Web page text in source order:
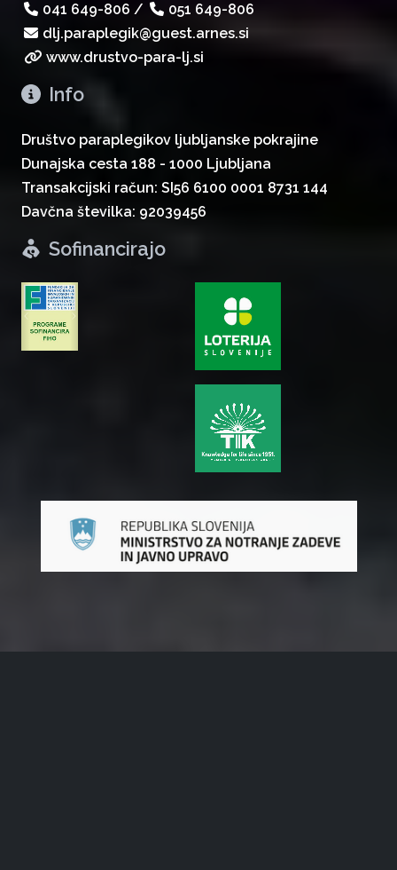
041 649-806 /
051 649-806
dlj.paraplegik@guest.arnes.si
www.drustvo-para-lj.si
Info
Društvo paraplegikov ljubljanske pokrajine
Dunajska cesta 188 - 1000 Ljubljana
Transakcijski račun: SI56 6100 0001 8731 144
Davčna številka: 92039456
zurück
Sofinancirajo